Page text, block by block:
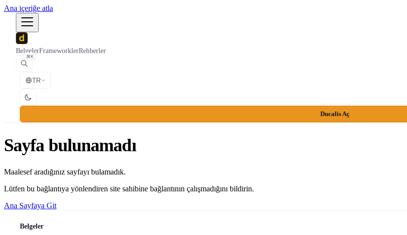
Ana içeriğe atla
BelgelerFrameworklerRehberler
⌘K
TR
Ducalis Aç
Sayfa bulunamadı
Maalesef aradığınız sayfayı bulamadık.
Lütfen bu bağlantıya yönlendiren site sahibine bağlantının çalışmadığını bildirin.
Ana Sayfaya Git
Belgeler